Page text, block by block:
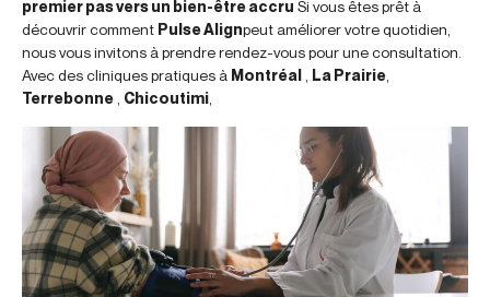
premier pas vers un bien-être accru Si vous êtes prêt à
découvrir comment Pulse Alignpeut améliorer votre quotidien,
nous vous invitons à prendre rendez-vous pour une consultation.
Avec des cliniques pratiques à Montréal La Prairie
Terrebonne Chicoutimi